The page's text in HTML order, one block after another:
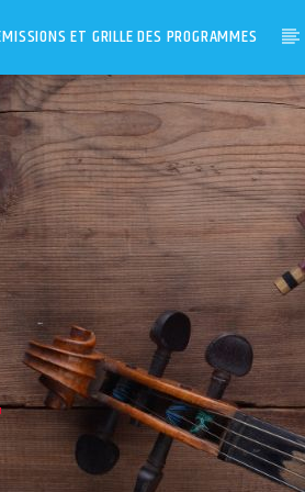
ET GRILLE DES PROGRAMMES